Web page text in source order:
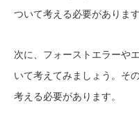
ついて考える必要があります
次に、フォーストエラーや
いて考えてみましょう。そ
考える必要があります。